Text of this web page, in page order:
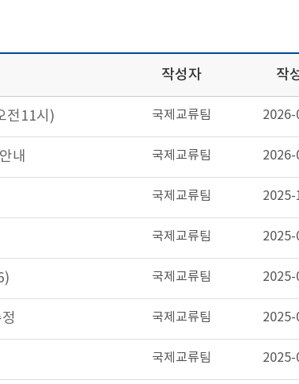
작성자 작
전11시) 국제교류팀 2026-
내 국제교류팀
국제교류팀
국제교류팀 2025-
국제교류팀 2025-
국제교류팀
국제교류팀 2025-